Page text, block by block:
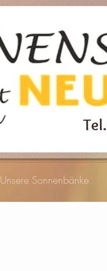
Unsere Sonnenbänke